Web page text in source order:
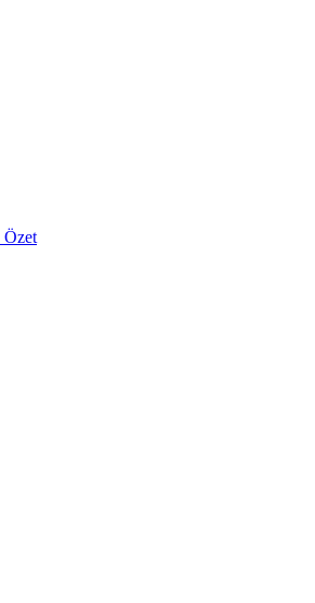
Özet